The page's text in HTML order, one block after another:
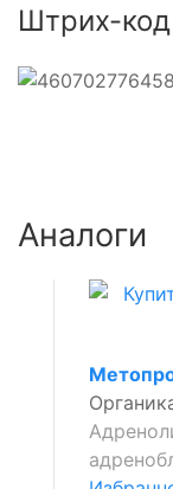
Штрих-код
Аналоги